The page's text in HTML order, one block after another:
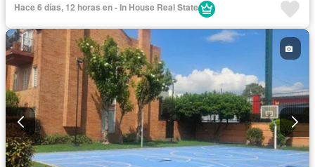
Hace 6 días, 12 horas en - In House Real State